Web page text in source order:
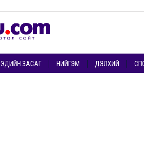
ЭДИЙН ЗАСАГ НИЙГЭМ ДЭЛХИЙ